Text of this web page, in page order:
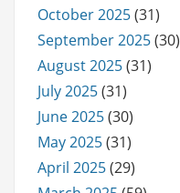
October 2025(31)
September 2025(30)
August 2025(31)
July 2025(31)
June 2025(30)
May 2025(31)
April 2025(29)